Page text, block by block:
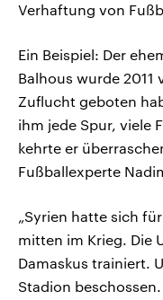
Verhaftung von
Ein Beispiel: Der
Balhous wurde 2011
Zuflucht geboten
ihm jede Spur, viele
kehrte er
Fußballexperte
„Syrien hatte sich
mitten im Krieg. Die
Damaskus trainiert.
Stadion